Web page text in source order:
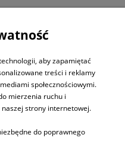
DO
aby zapamiętać
treści i reklamy
społecznościowymi.
mierzenia ruchu i
strony internetowej.
do poprawnego